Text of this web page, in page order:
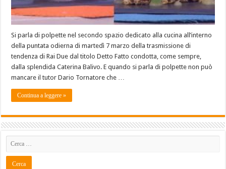
Si parla di polpette nel secondo spazio dedicato alla cucina all’interno
della puntata odierna di martedì 7 marzo della trasmissione di
tendenza di Rai Due dal titolo Detto Fatto condotta, come sempre,
dalla splendida Caterina Balivo. E quando si parla di polpette non può
mancare il tutor Dario Tornatore che …
Continua a leggere »